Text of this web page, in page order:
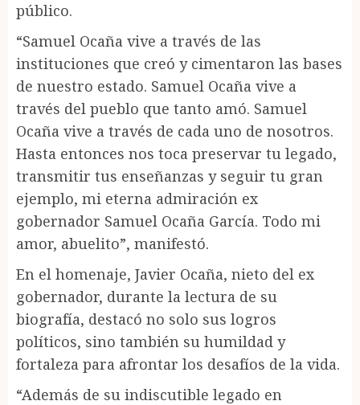
público.
“Samuel Ocaña vive a través de las
instituciones que creó y cimentaron las bases
de nuestro estado. Samuel Ocaña vive a
través del pueblo que tanto amó. Samuel
Ocaña vive a través de cada uno de nosotros.
Hasta entonces nos toca preservar tu legado,
transmitir tus enseñanzas y seguir tu gran
ejemplo, mi eterna admiración ex
gobernador Samuel Ocaña García. Todo mi
amor, abuelito”, manifestó.
En el homenaje, Javier Ocaña, nieto del ex
gobernador, durante la lectura de su
biografía, destacó no solo sus logros
políticos, sino también su humildad y
fortaleza para afrontar los desafíos de la vida.
“Además de su indiscutible legado en